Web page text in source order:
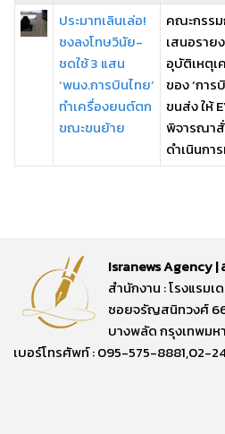
ประมาทเลินเล่อ!
ชงลงโทษวินัย-
ชดใช้ 3 แสน
‘พนง.การบินไทย’
ทำเครื่องยนต์ตก
ขณะขนย้าย
คณะกรร
เสนอรา
อุบัติเหตุเ
ของ ‘กา
ขนส่ง ให้
พิจารณาสั่
ดำเนินกา
Isranews Agency |
สำนักงาน : โรงแรมเ
ซอยจรัญสนิทวงศ์
บางพลัด กรุงเทพมห
เบอร์โทรศัพท์ : 095-575-8881,02-